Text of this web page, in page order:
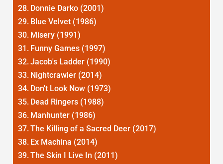
Donnie Darko (2001)
Blue Velvet (1986)
Misery (1991)
Funny Games (1997)
Jacob's Ladder (1990)
Nightcrawler (2014)
Don't Look Now (1973)
Dead Ringers (1988)
Manhunter (1986)
The Killing of a Sacred Deer (2017)
Ex Machina (2014)
The Skin I Live In (2011)